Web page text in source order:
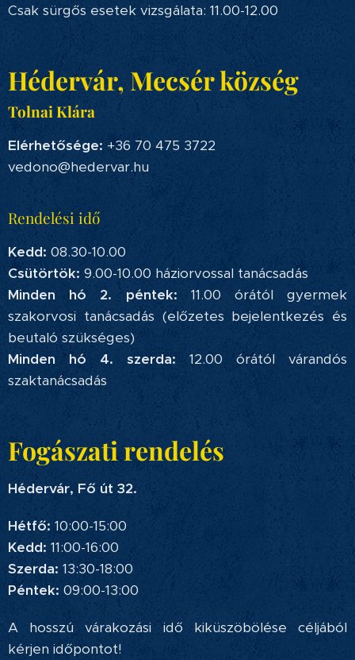
Csak sürgős esetek vizsgálata: 11.00-12.00
Hédervár, Mecsér község
Tolnai Klára
Elérhetősége: +36 70 475 3722
vedono@hedervar.hu
Rendelési idő
Kedd: 08.30-10.00
Csütörtök: 9.00-10.00 háziorvossal tanácsadás
Minden hó 2. péntek: 11.00 órától gyermek
szakorvosi tanácsadás (előzetes bejelentkezés és
beutaló szükséges)
Minden hó 4. szerda: 12.00 órától várandós
szaktanácsadás
Fogászati rendelés
Hédervár, Fő út 32.
Hétfő: 10:00-15:00
Kedd: 11:00-16:00
Szerda: 13:30-18:00
Péntek: 09:00-13:00
A hosszú várakozási idő kiküszöbölése céljából
kérjen időpontot!